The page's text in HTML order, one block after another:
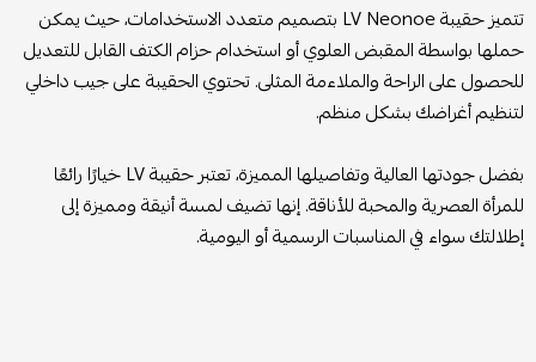
تتميز حقيبة LV Neonoe بتصميم متعدد الاستخدامات، حيث يمكن
حملها بواسطة المقبض العلوي أو استخدام حزام الكتف القابل للتعديل
للحصول على الراحة والملاءمة المثلى. تحتوي الحقيبة على جيب داخلي
لتنظيم أغراضك بشكل منظم.
بفضل جودتها العالية وتفاصيلها المميزة، تعتبر حقيبة LV خيارًا رائعًا
للمرأة العصرية والمحبة للأناقة. إنها تضيف لمسة أنيقة ومميزة إلى
إطلالتك سواء في المناسبات الرسمية أو اليومية.